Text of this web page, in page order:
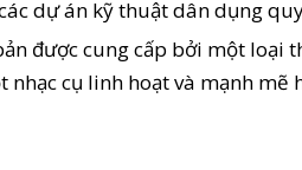
dự án kỹ thuật dân dụng
được cung cấp bởi một loại
cụ linh hoạt và mạnh mẽ